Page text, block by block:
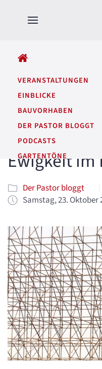
VERANSTALTUNGEN
EINBLICKE
BAUVORHABEN
DER PASTOR BLOGGT
PODCASTS
GARTENTÖNE
Ewigkeit im
Der Pastor bloggt
Samstag, 23. Oktober